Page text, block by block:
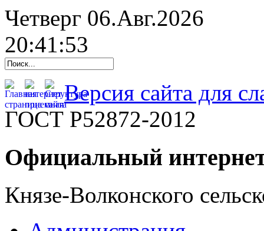
Четверг 06.Авг.2026
20:41:54
Версия сайта для
ГОСТ Р52872-2012
Официальный
Князе-Волконского